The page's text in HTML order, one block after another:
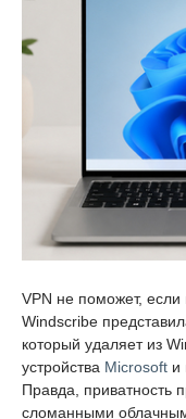
VPN не поможет,
Windscribe
который удаляет из
устройства Microsoft и
Правда, приватность
сломанными